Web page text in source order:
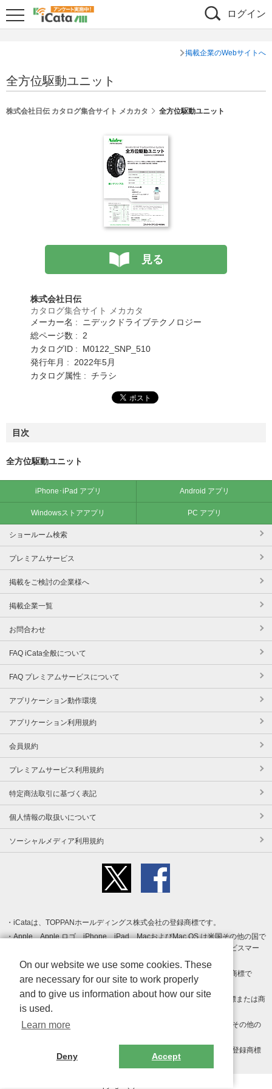
ログイン
掲載企業のWebサイトへ
全方位駆動ユニット
株式会社日伝 カタログ集合サイト メカカタ 全方位駆動ユニット
見る
株式会社日伝
カタログ集合サイト メカカタ
メーカー名 : ニデックドライブテクノロジー
総ページ数 : 2
カタログID : M0122_SNP_510
発行年月 : 2022年5月
カタログ属性 : チラシ
目次
全方位駆動ユニット
iPhone･iPad アプリ Android アプリ
Windowsストアアプリ PC アプリ
ショールーム検索
プレミアムサービス
掲載をご検討の企業様へ
掲載企業一覧
お問合わせ
FAQ iCata全般について
FAQ プレミアムサービスについて
アプリケーション動作環境
アプリケーション利用規約
会員規約
プレミアムサービス利用規約
特定商法取引に基づく表記
個人情報の取扱いについて
ソーシャルメディア利用規約
iCataは、TOPPANホールディングス株式会社の登録商標です。
Apple、Apple ロゴ、iPhone、iPad、MacおよびMac OS は米国その他の国で
登録された Apple Inc. の商標です。App Store は Apple Inc. のサービスマー
クです。
Android、Google Play および Google Play ロゴ は Google LLC の商標で
す。
Windows は Microsoft Inc.の米国およびその他の国における登録商標または商
標です。
Adobe、Adobe Reader、Adobe PDF は、Adobe Inc.の米国およびその他の
その他、記載されている会社名、商品名、ロゴは各社の商標または登録商標
On our website we use some cookies. These
are necessary for our site to work properly
and to give us information about how our site
is used.
Learn more
Deny Accept